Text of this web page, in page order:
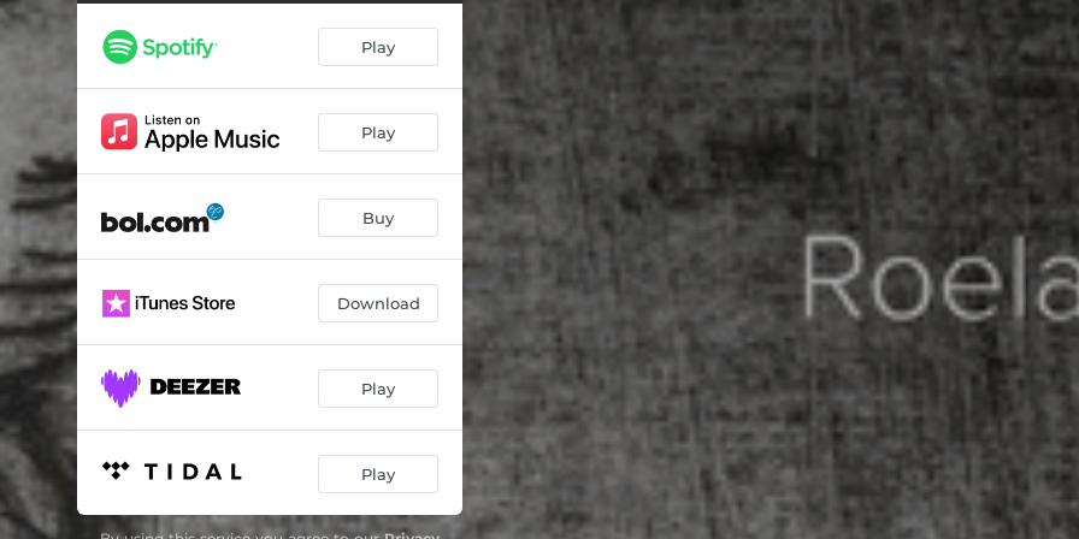
Le Carnaval des Animaux: IV. Tortues 02:07
Le Carnaval des Animaux: VI. Kangourous 01:09
Le Carnaval des Animaux: VII. Aquarium 02:25
Le Carnaval des Animaux: VIII. Personnages à longues oreilles 00:33
Le Carnaval des Animaux: IX. Le Coucou au fond des bois 02:46
Le Carnaval des Animaux: XI. Pianistes
Le Carnaval des Animaux: XII. Fossiles 01:17
Le Carnaval des Animaux: XIII. Le cygne 02:58
Le Carnaval des Animaux: XIV. Final 02:09
Play
Play
Buy
Download
Play
Play